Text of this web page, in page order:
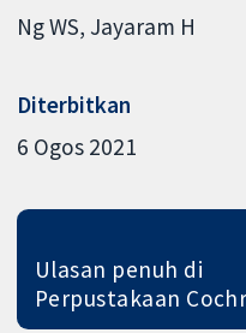
Ng WS Jayaram H
Diterbitkan
6 Ogos 2021
Ulasan penuh di
Perpustakaan